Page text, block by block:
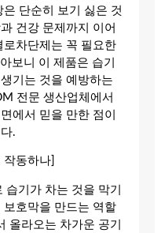
단순히 보기 싫은 것
건강 문제까지 이어
로차단제는 꼭 필요한
보니 이 제품은 습기
기는 것을 예방하는
전문 생산업체에서
에서 믿을 만한 점이
.
동하나]
기가 차는 것을 막기
보호막을 만드는 역할
올라오는 차가운 공기